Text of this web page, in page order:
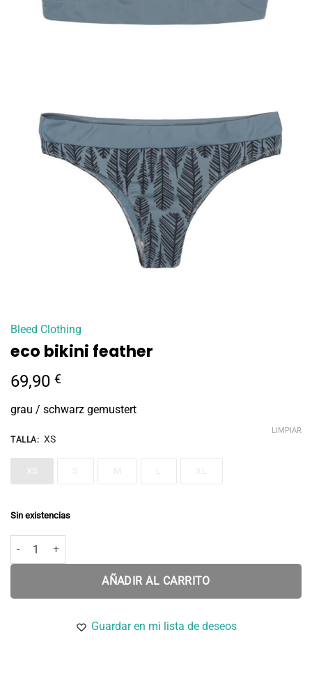
Bleed Clothing
eco bikini feather
69,90 €
grau / schwarz gemustert
TALLA: XS
XS
LIMPIAR
Sin existencias
eco bikini feather cantidad
AÑADIR AL CARRITO
Guardar en mi lista de deseos